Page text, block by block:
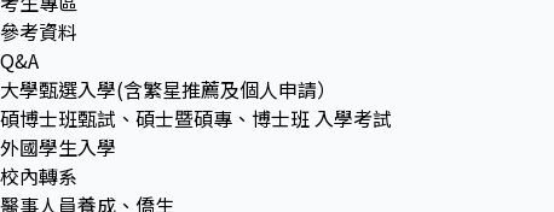
參考資料
Q&A
大學甄選入學(含繁星推薦及個人申請）
碩博士班甄試、碩士暨碩專、博士班 入學考試
外國學生入學
校內轉系
醫事人員養成、僑生